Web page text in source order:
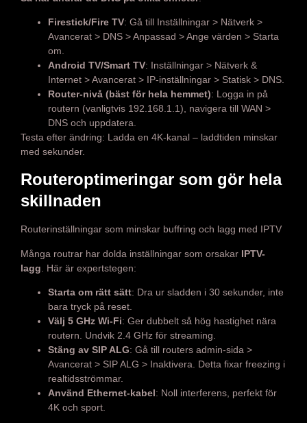
Firestick/Fire TV: Gå till Inställningar > Nätverk >
Avancerat > DNS > Anpassad > Ange värden > Starta
om.
Android TV/Smart TV: Inställningar > Nätverk &
Internet > Avancerat > IP-inställningar > Statisk > DNS.
Router-nivå (bäst för hela hemmet): Logga in på
routern (vanligtvis 192.168.1.1), navigera till WAN >
DNS och uppdatera.
Testa efter ändring: Ladda en 4K-kanal – laddtiden minskar
med sekunder.
Routeroptimeringar som gör hela
skillnaden
Routerinställningar som minskar buffring och lagg med IPTV
Många routrar har dolda inställningar som orsakar IPTV-
lagg . Här är expertstegen:
Starta om rätt sätt: Dra ur sladden i 30 sekunder, inte
bara tryck på reset.
Välj 5 GHz Wi-Fi: Ger dubbelt så hög hastighet nära
routern. Undvik 2.4 GHz för streaming.
Stäng av SIP ALG: Gå till routers admin-sida >
Avancerat > SIP ALG > Inaktivera. Detta fixar freezing i
realtidsströmmar.
Använd Ethernet-kabel: Noll interferens, perfekt för
4K och sport.